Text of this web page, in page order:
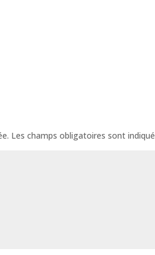
Les champs obligatoires sont